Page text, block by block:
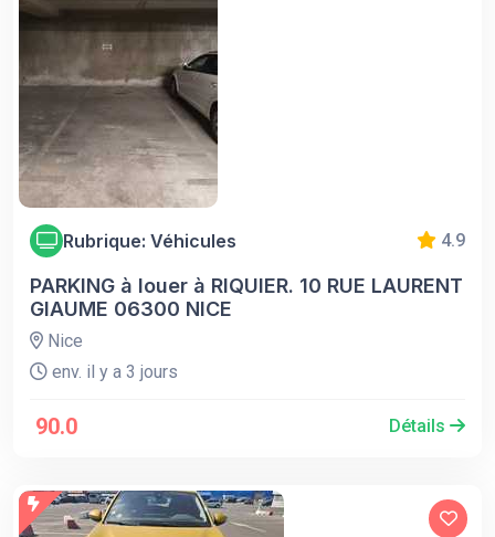
Rubrique: Véhicules 4.9
PARKING à louer à RIQUIER. 10 RUE LAURENT
GIAUME 06300 NICE
Nice
env. il y a 3 jours
90.0 Détails